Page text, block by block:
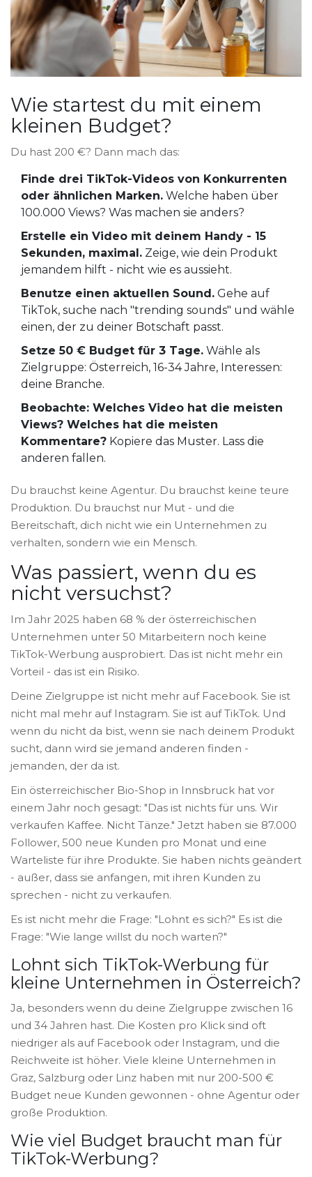
Wie startest du mit einem
kleinen Budget?
Du hast 200 €? Dann mach das:
Finde drei TikTok-Videos von Konkurrenten
oder ähnlichen Marken. Welche haben über
100.000 Views? Was machen sie anders?
Erstelle ein Video mit deinem Handy - 15
Sekunden, maximal. Zeige, wie dein Produkt
jemandem hilft - nicht wie es aussieht.
Benutze einen aktuellen Sound. Gehe auf
TikTok, suche nach "trending sounds" und wähle
einen, der zu deiner Botschaft passt.
Setze 50 € Budget für 3 Tage. Wähle als
Zielgruppe: Österreich, 16-34 Jahre, Interessen:
deine Branche.
Beobachte: Welches Video hat die meisten
Views? Welches hat die meisten
Kommentare? Kopiere das Muster. Lass die
anderen fallen.
Du brauchst keine Agentur. Du brauchst keine teure
Produktion. Du brauchst nur Mut - und die
Bereitschaft, dich nicht wie ein Unternehmen zu
verhalten, sondern wie ein Mensch.
Was passiert, wenn du es
nicht versuchst?
Im Jahr 2025 haben 68 % der österreichischen
Unternehmen unter 50 Mitarbeitern noch keine
TikTok-Werbung ausprobiert. Das ist nicht mehr ein
Vorteil - das ist ein Risiko.
Deine Zielgruppe ist nicht mehr auf Facebook. Sie ist
nicht mal mehr auf Instagram. Sie ist auf TikTok. Und
wenn du nicht da bist, wenn sie nach deinem Produkt
sucht, dann wird sie jemand anderen finden -
jemanden, der da ist.
Ein österreichischer Bio-Shop in Innsbruck hat vor
einem Jahr noch gesagt: "Das ist nichts für uns. Wir
verkaufen Kaffee. Nicht Tänze." Jetzt haben sie 87.000
Follower, 500 neue Kunden pro Monat und eine
Warteliste für ihre Produkte. Sie haben nichts geändert
- außer, dass sie anfangen, mit ihren Kunden zu
sprechen - nicht zu verkaufen.
Es ist nicht mehr die Frage: "Lohnt es sich?" Es ist die
Frage: "Wie lange willst du noch warten?"
Lohnt sich TikTok-Werbung für
kleine Unternehmen in Österreich?
Ja, besonders wenn du deine Zielgruppe zwischen 16
und 34 Jahren hast. Die Kosten pro Klick sind oft
niedriger als auf Facebook oder Instagram, und die
Reichweite ist höher. Viele kleine Unternehmen in
Graz, Salzburg oder Linz haben mit nur 200-500 €
Budget neue Kunden gewonnen - ohne Agentur oder
große Produktion.
Wie viel Budget braucht man für
TikTok-Werbung?